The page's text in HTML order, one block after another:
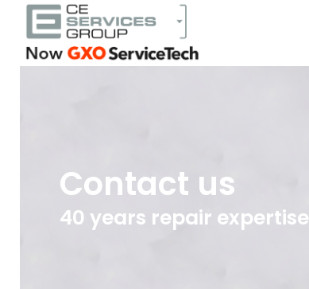
Contact us
40 years repair expertise